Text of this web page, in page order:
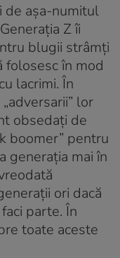
de așa-numitul
Z îi
blugii strâmți
folosesc în mod
lacrimi. În
lor
obsedați de
boomer” pentru
generația mai în
ori dacă
parte. În
toate aceste